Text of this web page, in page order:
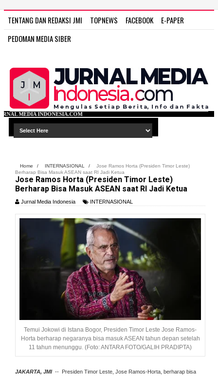
TENTANG DAN REDAKSI JMI TOPNEWS FACEBOOK
E-PAPER
PEDOMAN MEDIA SIBER
Home / INTERNASIONAL /
Jose Ramos Horta (Presiden Timor Leste)
Berharap Bisa Masuk ASEAN saat RI Jadi Ketua
Jose Ramos Horta (Presiden Timor Leste)
Berharap Bisa Masuk ASEAN saat RI Jadi Ketua
Jurnal Media Indonesia INTERNASIONAL
Temui Jokowi di Istana Bogor, Presiden Timor Leste Jose Ramos-
Horta berharap negaranya bisa masuk ASEAN tahun depan setelah
11 tahun menunggu. (Foto: ANTARA FOTO/GALIH PRADIPTA)
JAKARTA, JMI-- Presiden Timor Leste , Jose Ramos-Horta, berharap bisa